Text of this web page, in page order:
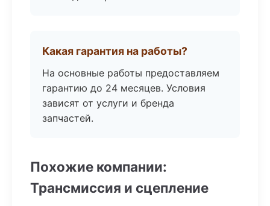
Какая гарантия на работы?
На основные работы предоставляем
гарантию до 24 месяцев. Условия
зависят от услуги и бренда
запчастей.
Похожие компании:
Трансмиссия и сцепление